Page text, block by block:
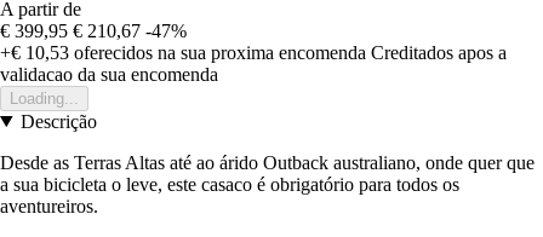
A partir de
€ 399,95 € 210,67 -47%
+€ 10,53 oferecidos na sua proxima encomenda Creditados apos a
validacao da sua encomenda
Loading...
Descrição
Desde as Terras Altas até ao árido Outback australiano, onde quer que
a sua bicicleta o leve, este casaco é obrigatório para todos os
aventureiros.